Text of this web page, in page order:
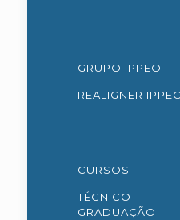
GRUPO IPPEO
REALIGNER
CURSOS
TÉCNICO
GRADUAÇÃO